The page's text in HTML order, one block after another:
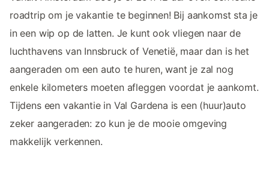
roadtrip om je vakantie te beginnen! Bij aankomst sta je
in een wip op de latten. Je kunt ook vliegen naar de
luchthavens van Innsbruck of Venetië, maar dan is het
aangeraden om een auto te huren, want je zal nog
enkele kilometers moeten afleggen voordat je aankomt.
Tijdens een vakantie in Val Gardena is een (huur)auto
zeker aangeraden: zo kun je de mooie omgeving
makkelijk verkennen.